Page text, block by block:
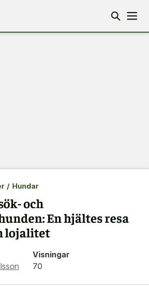
/ Hundar
och
En hjältes resa
lojalitet
Visningar
70